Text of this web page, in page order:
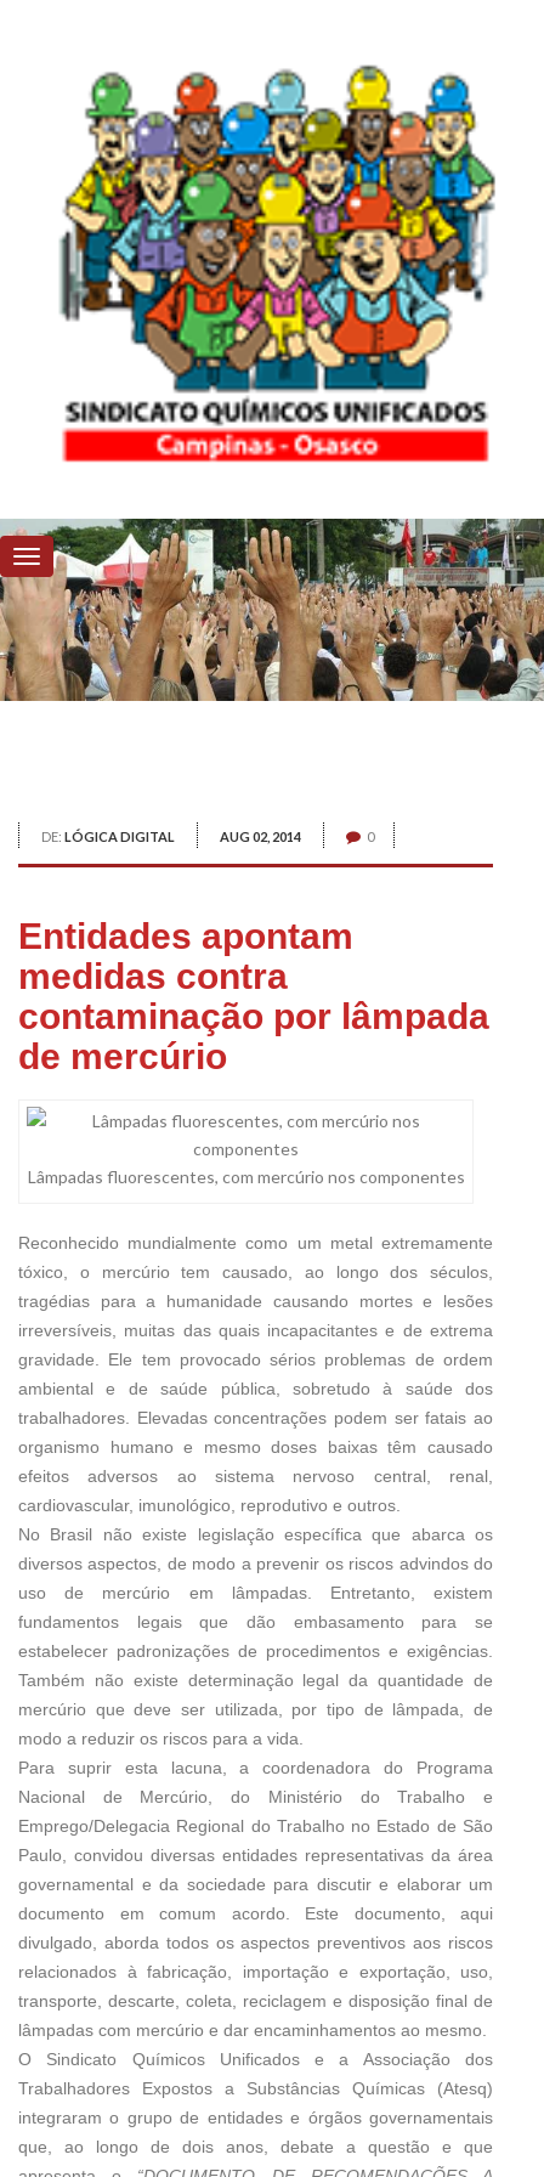
DE: LÓGICA DIGITAL AUG 02, 2014 0
Entidades apontam
medidas contra
contaminação por lâmpada
de mercúrio
Lâmpadas fluorescentes, com mercúrio nos componentes
Reconhecido mundialmente como um metal extremamente
tóxico, o mercúrio tem causado, ao longo dos séculos,
tragédias para a humanidade causando mortes e lesões
irreversíveis, muitas das quais incapacitantes e de extrema
gravidade. Ele tem provocado sérios problemas de ordem
ambiental e de saúde pública, sobretudo à saúde dos
trabalhadores. Elevadas concentrações podem ser fatais ao
organismo humano e mesmo doses baixas têm causado
efeitos adversos ao sistema nervoso central, renal,
cardiovascular, imunológico, reprodutivo e outros.
No Brasil não existe legislação específica que abarca os
diversos aspectos, de modo a prevenir os riscos advindos do
uso de mercúrio em lâmpadas. Entretanto, existem
fundamentos legais que dão embasamento para se
estabelecer padronizações de procedimentos e exigências.
Também não existe determinação legal da quantidade de
mercúrio que deve ser utilizada, por tipo de lâmpada, de
modo a reduzir os riscos para a vida.
Para suprir esta lacuna, a coordenadora do Programa
Nacional de Mercúrio, do Ministério do Trabalho e
Emprego/Delegacia Regional do Trabalho no Estado de São
Paulo, convidou diversas entidades representativas da área
governamental e da sociedade para discutir e elaborar um
documento em comum acordo. Este documento, aqui
divulgado, aborda todos os aspectos preventivos aos riscos
relacionados à fabricação, importação e exportação, uso,
transporte, descarte, coleta, reciclagem e disposição final de
lâmpadas com mercúrio e dar encaminhamentos ao mesmo.
O Sindicato Químicos Unificados e a Associação dos
Trabalhadores Expostos a Substâncias Químicas (Atesq)
integraram o grupo de entidades e órgãos governamentais
que, ao longo de dois anos, debate a questão e que